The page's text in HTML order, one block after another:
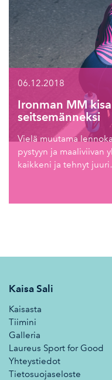
06.12.2018
Ironman MM
seitsemänneksi
Vielä muutama
pystyyn ja maaliviivan
kaikkeni ja tehnyt
Kaisa Sali
Kaisasta
Tiimini
Galleria
Laureus Sport for Good
Yhteystiedot
Tietosuojaseloste